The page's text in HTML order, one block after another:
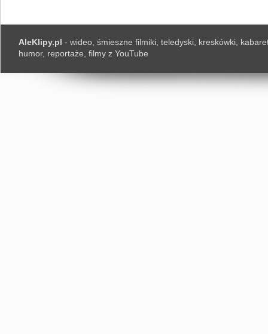
AleKlipy.pl - wideo, śmieszne filmiki, teledyski, kreskówki,
humor, reportaże, filmy z YouTube